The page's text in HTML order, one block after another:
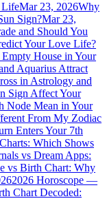
LifeMar 23, 2026Why
Sign?Mar 23,
and Should You
Your Love Life?
House in Your
Aquarius Attract
in Astrology and
Sign Affect Your
Node Mean in Your
From My Zodiac
Enters Your 7th
Which Shows
vs Dream Apps:
vs Birth Chart: Why
2026 Horoscope —
Chart Decoded: